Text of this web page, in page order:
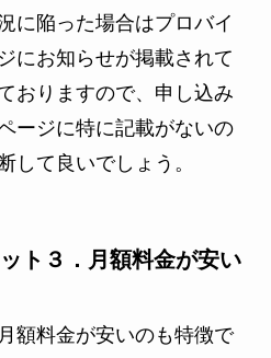
に陥った場合はプロバイ
にお知らせが掲載されて
おりますので、申し込み
ージに特に記載がないの
して良いでしょう。
ト３．月額料金が安い
額料金が安いのも特徴で